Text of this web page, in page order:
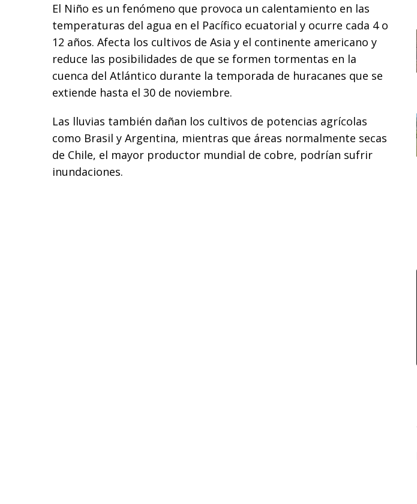
El Niño es un fenómeno que provoca un calentamiento en las
temperaturas del agua en el Pacífico ecuatorial y ocurre cada 4 o
12 años. Afecta los cultivos de Asia y el continente americano y
reduce las posibilidades de que se formen tormentas en la
cuenca del Atlántico durante la temporada de huracanes que se
extiende hasta el 30 de noviembre.
Las lluvias también dañan los cultivos de potencias agrícolas
como Brasil y Argentina, mientras que áreas normalmente secas
de Chile, el mayor productor mundial de cobre, podrían sufrir
inundaciones.